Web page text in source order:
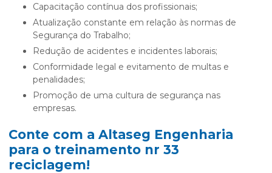
Capacitação contínua dos profissionais;
Atualização constante em relação às normas de
Segurança do Trabalho;
Redução de acidentes e incidentes laborais;
Conformidade legal e evitamento de multas e
penalidades;
Promoção de uma cultura de segurança nas
empresas.
Conte com a Altaseg Engenharia
para o treinamento nr 33
reciclagem!